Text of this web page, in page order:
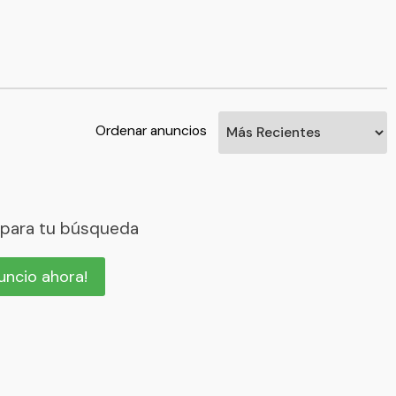
Ordenar anuncios
tu búsqueda
ahora!